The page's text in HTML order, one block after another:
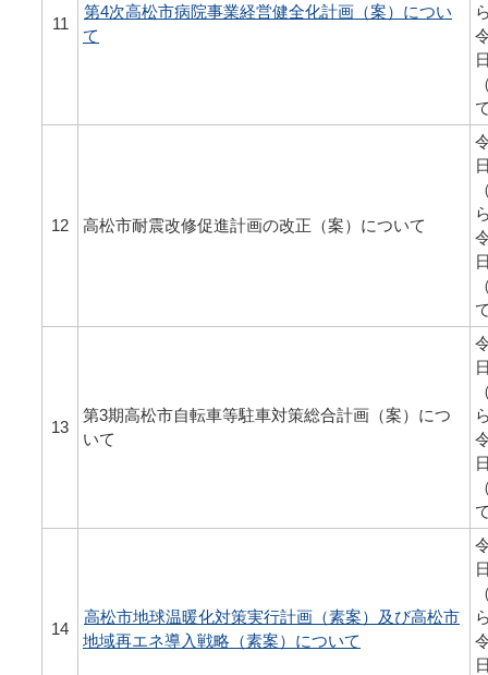
11
第4次高松市病院事業経営健全化計画（案）につい
て
12 高松市耐震改修促進計画の改正（案）について
13
第3期高松市自転車等駐車対策総合計画（案）につ
いて
14
高松市地球温暖化対策実行計画（素案）及び高松市
地域再エネ導入戦略（素案）について